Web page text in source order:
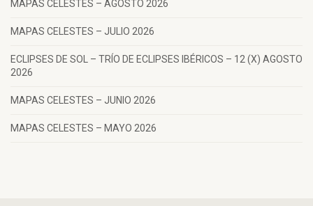
MAPAS CELESTES – AGOSTO 2026
MAPAS CELESTES – JULIO 2026
ECLIPSES DE SOL – TRÍO DE ECLIPSES IBÉRICOS – 12 (X) AGOSTO
2026
MAPAS CELESTES – JUNIO 2026
MAPAS CELESTES – MAYO 2026